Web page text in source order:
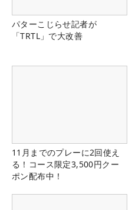
パターこじらせ記者が
「TRTL」で大改善
11月までのプレーに2回使え
る！コース限定3,500円クー
ポン配布中！